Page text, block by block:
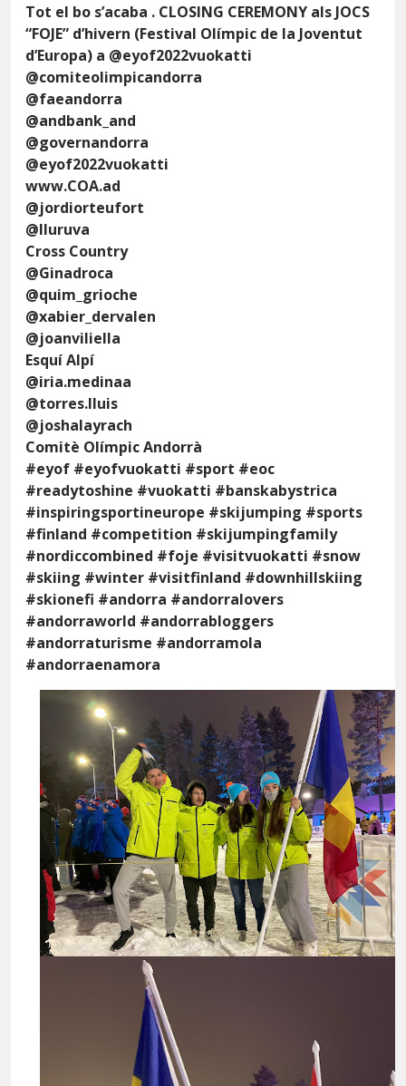
Tot el bo s’acaba . CLOSING CEREMONY als JOCS
“FOJE” d’hivern (Festival Olímpic de la Joventut
d’Europa) a @eyof2022vuokatti
@comiteolimpicandorra
@faeandorra
@andbank_and
@governandorra
@eyof2022vuokatti
www.COA.ad
@jordiorteufort
@lluruva
Cross Country
@Ginadroca
@quim_grioche
@xabier_dervalen
@joanviliella
Esquí Alpí
@iria.medinaa
@torres.lluis
@joshalayrach
Comitè Olímpic Andorrà
#eyof #eyofvuokatti #sport #eoc
#readytoshine #vuokatti #banskabystrica
#inspiringsportineurope #skijumping #sports
#finland #competition #skijumpingfamily
#nordiccombined #foje #visitvuokatti #snow
#skiing #winter #visitfinland #downhillskiing
#skionefi #andorra #andorralovers
#andorraworld #andorrabloggers
#andorraturisme #andorramola
#andorraenamora